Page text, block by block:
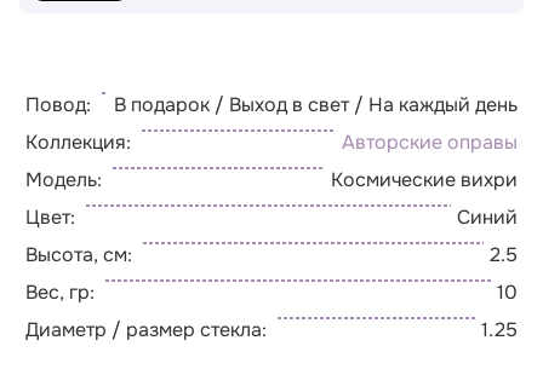
Повод:
В подарок / Выход в свет / На каждый день
Коллекция:
Авторские оправы
Модель:
Космические вихри
Цвет:
Синий
Высота, см:
2.5
Вес, гр:
10
Диаметр / размер стекла:
1.25